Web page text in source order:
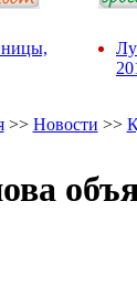
>> Новости >>